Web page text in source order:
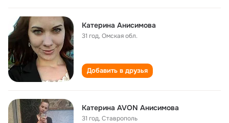
Катерина Анисимова
31 год,Омская обл.
Добавить в друзья
Катерина AVON Анисимова
31 год,Ставрополь